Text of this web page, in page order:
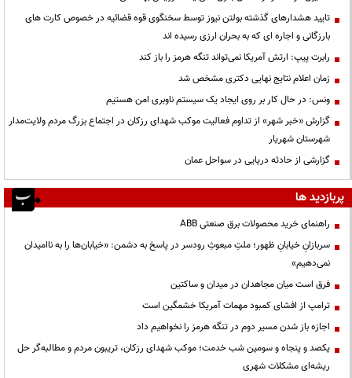
تایید هشدارهای گذشته بولتن نیوز توسط سخنگوی قوه قضائیه در خصوص کارت های
بارزگانی و اجاره ای که به بحران ارزی رسیده اند
رابرت پیپ: ارتش آمریکا نمی‌تواند تنگه هرمز را باز کند
زمان اعلام نتایج نهایی دکتری مشخص شد
ونس: در حال کار بر روی ایجاد یک سیستم ناوبری امن هستیم
گزارش «خبر شهر» از تداوم فعالیت موکب شهدای رزکان در اجتماع بزرگ مردم ولایت‌مدار
شهرستان شهریار
گزارشی از حادثه دریایی در سواحل عمان
پربازدید ها
راهنمای خرید محصولات برق صنعتی ABB
سربازانِ خیابانِ ظهور؛ ملتِ مبعوثِ رودسر در پاسخ به دشمن: «خیابان‌ها را به ناامیدان
نمی‌دهیم»
فرق است میان مجاهدان در میدان و ساکتین
ترامپ از افشای کمبود مهمات آمریکا خشمگین است
اجازه باز شدن مسیر دوم در تنگه هرمز را نخواهیم داد
یکصد و پنجاه و سومین شب خدمت؛ موکب شهدای رزکان، تریبون مردم و مطالبه‌گر حل
ریشه‌ای مشکلات شهری